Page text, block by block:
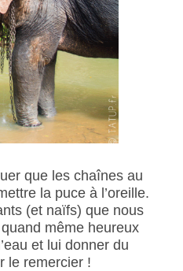
que les chaînes au
la puce à l’oreille.
(et naïfs) que nous
même heureux
et lui donner du
le remercier !